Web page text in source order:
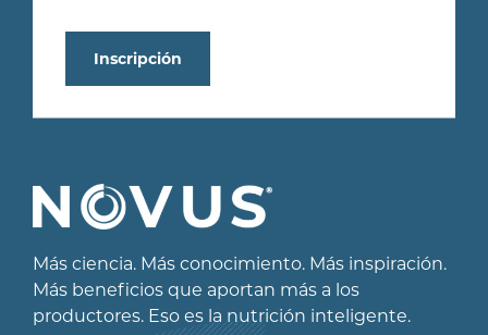
Inscripción
Más ciencia. Más conocimiento. Más inspiración.
Más beneficios que aportan más a los
productores. Eso es la nutrición inteligente.